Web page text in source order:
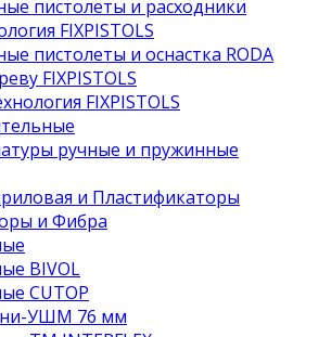
пистолеты и расходники
FIXPISTOLS
пистолеты и оснастка RODA
FIXPISTOLS
FIXPISTOLS
ручные и пружинные
и Пластификаторы
и Фибра
BIVOL
CUTOP
УШМ 76 мм